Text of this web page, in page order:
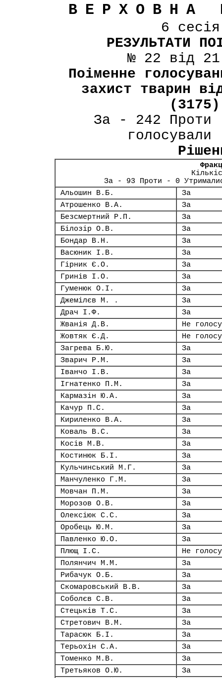
ВЕРХОВНА
6
РЕЗУЛЬТАТИ
№ 22 від
Поіменне
захист тварин
За - 242 Проти
За - 93 Проти - 0
Альошин В.Б.
За
Атрошенко В.А.
За
Безсмертний Р.П.
За
Білозір О.В.
За
Бондар В.Н.
За
Васюник І.В.
За
Гірник Є.О.
За
Гринів І.О.
За
Гуменюк О.І.
За
Джемілєв М. .
За
Драч І.Ф.
За
Жванія Д.В.
Не
Жовтяк Є.Д.
Не
Загрева Б.Ю.
За
Зварич Р.М.
За
Іванчо І.В.
За
Ігнатенко П.М.
За
Кармазін Ю.А.
За
Качур П.С.
За
Кириленко В.А.
За
Коваль В.С.
За
Косів М.В.
За
Костинюк Б.І.
За
Кульчинський М.Г.
За
Манчуленко Г.М.
За
Мовчан П.М.
За
Морозов О.В.
За
Олексіюк С.С.
За
Оробець Ю.М.
За
Павленко Ю.О.
За
Плющ І.С.
Не
Полянчич М.М.
За
Рибачук О.Б.
За
Скомаровський В.В.
За
Соболєв С.В.
За
Стецьків Т.С.
За
Стретович В.М.
За
Тарасюк Б.І.
За
Терьохін С.А.
За
Томенко М.В.
За
Третьяков О.Ю.
За